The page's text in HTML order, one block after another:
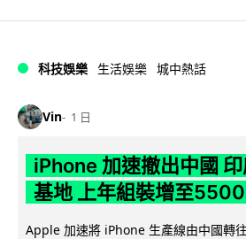
科技娛樂 生活娛樂 城中熱話
Vin 1 日
iPhone 加速撤出中國
基地 上年組裝增至
Apple 加速將 iPhone 生產線由中國轉